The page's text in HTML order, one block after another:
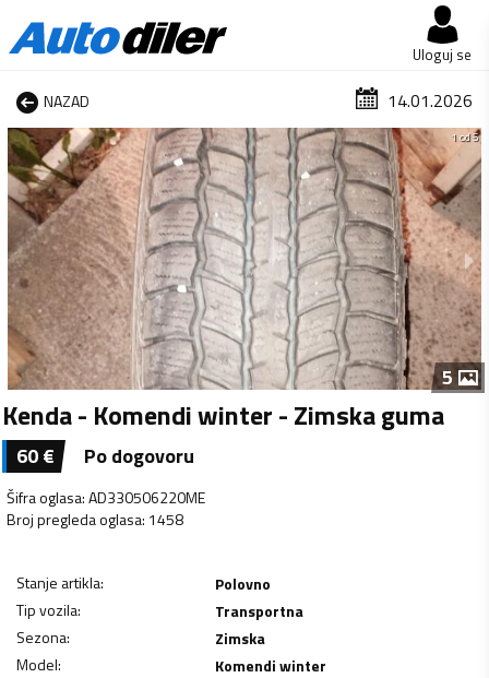
Uloguj se
NAZAD 14.01.2026
1 od 5
5
Kenda - Komendi winter - Zimska guma
60€ Po dogovoru
Šifra oglasa:AD330506220ME
Broj pregleda oglasa: 1458
Stanje artikla:
Polovno
Tip vozila:
Transportna
Sezona:
Zimska
Model:
Komendi winter